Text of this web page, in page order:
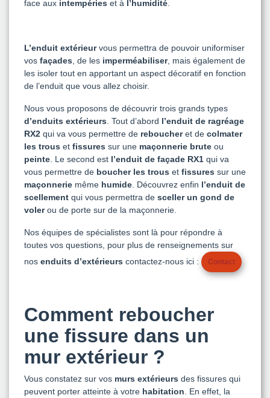
face aux intempéries et à l’humidité
L’enduit extérieurvous permettra de pouvoir uniformiser
vos façades , de les imperméabiliser, mais également de
les isoler tout en apportant un aspect décoratif en fonction
de l’enduit que vous allez choisir.
Nous vous proposons de découvrir trois grands types
d’enduits extérieurs . Tout d’abord l’enduit de ragréage
RX2 qui va vous permettre de reboucheret de colmater
les trous et fissures sur une maçonnerie brute ou
peinte . Le second est l’enduit de façade RX1 qui va
vous permettre de boucher les trous et fissures sur une
maçonnerie même humide . Découvrez enfin l’enduit de
scellement qui vous permettra de sceller un gond de
volerou de porte sur de la maçonnerie.
Nos équipes de spécialistes sont là pour répondre à
toutes vos questions, pour plus de renseignements sur
nos enduits d’extérieurs contactez-nous ici : Contact
Comment reboucher
une fissure dans un
mur extérieur ?
Vous constatez sur vos murs extérieurs des fissures qui
peuvent porter atteinte à votre habitation . En effet, la